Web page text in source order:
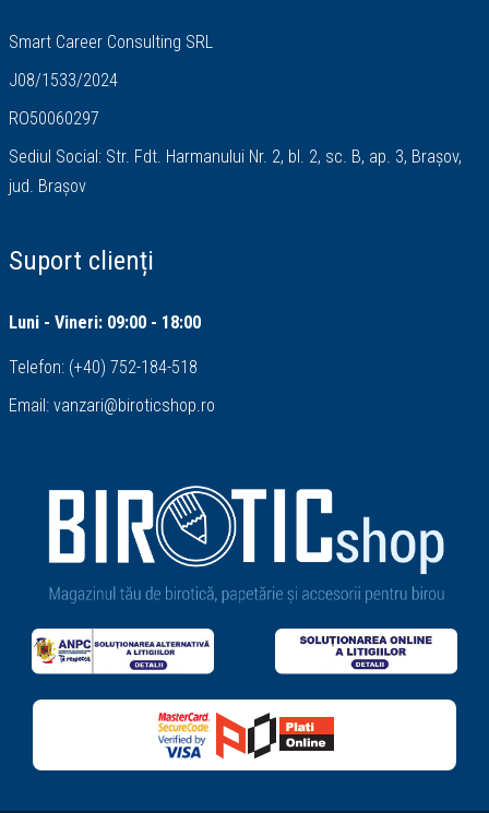
Smart Career Consulting SRL
J08/1533/2024
RO50060297
Sediul Social: Str. Fdt. Harmanului Nr. 2, bl. 2, sc. B, ap. 3, Brașov,
jud. Brașov
Suport clienți
Luni - Vineri: 09:00 - 18:00
Telefon: (+40) 752-184-518
Email: vanzari@biroticshop.ro